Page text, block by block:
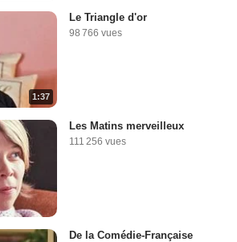
1:37
Le Triangle d'or
98 766 vues
Les Matins merveilleux
111 256 vues
De la Comédie-Française